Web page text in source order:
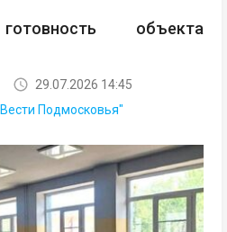
объекта
29.07.2026 14:45
Подмосковья"